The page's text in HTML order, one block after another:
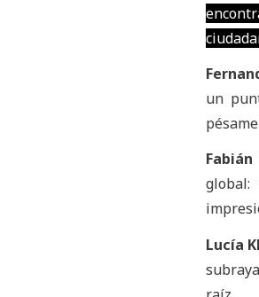
un
Fabián
Lucía